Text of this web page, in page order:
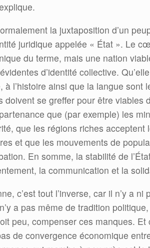
la juxtaposition d’un
juridique appelée « État ». Le
du terme, mais une nation
d’identité collective.
à l’histoire ainsi que la langue sont
se greffer pour être viables
que (par exemple) les
que les régions riches acceptent
et que les mouvements de
En somme, la stabilité de
la communication et la
c’est tout l’inverse, car il n’y a ni
a pas même de tradition
peu, compenser ces manques. Et
de convergence économique